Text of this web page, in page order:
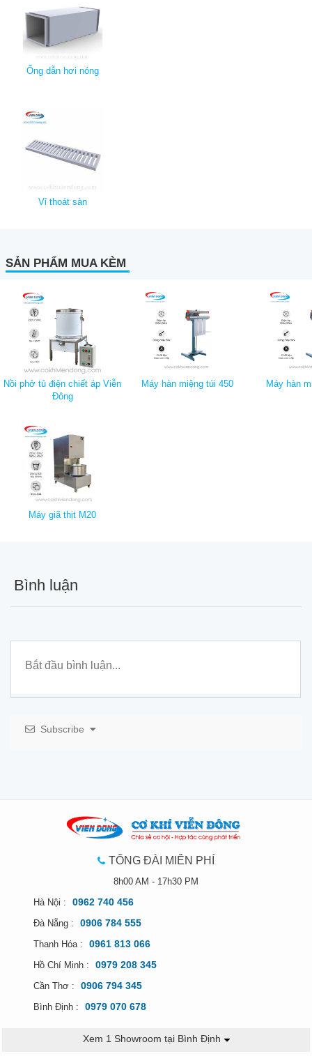
Ống dẫn hơi nóng
Vỉ thoát sàn
SẢN PHẨM MUA KÈM
Nồi phở tủ điện chiết áp Viễn
Đông
Máy hàn miệng túi 450 Máy hàn
Máy giã thịt M20
Bình luận
Subscribe
TỔNG ĐÀI MIỄN PHÍ
8h00 AM - 17h30 PM
Hà Nội :
0962 740 456
Đà Nẵng : 0906 784 555
Thanh Hóa : 0961 813 066
Hồ Chí Minh : 0979 208 345
Cần Thơ : 0906 794 345
Bình Định : 0979 070 678
Xem 1 Showroom tại Bình Định